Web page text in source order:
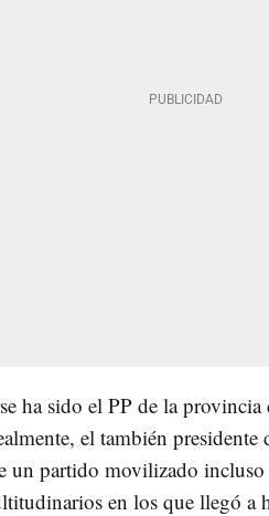
ha sido el PP de la
el también
un partido movilizado
en los que llegó a